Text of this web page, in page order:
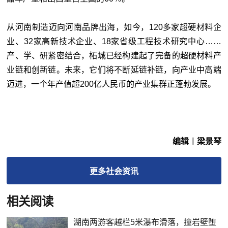
从河南制造迈向河南品牌出海，如今，120多家超硬材料企
业、32家高新技术企业、18家省级工程技术研究中心……
产、学、研紧密结合，柘城已经构建起了完备的超硬材料产
业链和创新链。未来，它们将不断延链补链，向产业中高端
迈进，一个年产值超200亿人民币的产业集群正蓬勃发展。
编辑︱梁景琴
更多社会资讯
相关阅读
湖南两游客越栏5米瀑布滑落，撞岩壁堕